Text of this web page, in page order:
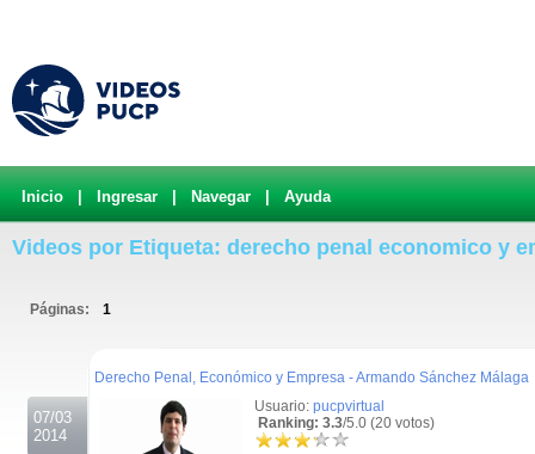
Inicio Ingresar Navegar Ayuda
Videos por Etiqueta: derecho penal economico y
Páginas: 1
07/03
2014
Derecho Penal, Económico y Empresa - Armando Sánchez Málaga
Usuario: pucpvirtual
Ranking: 3.3/5.0 (20 votos)